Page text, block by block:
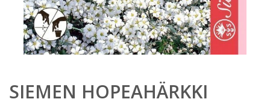
SIEMEN HOPEAHÄRKKI